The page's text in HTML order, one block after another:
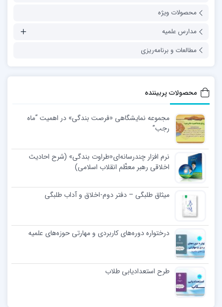
محصولات ویژه
مدارس علمیه
مطالعات و برنامه‌ریزی
محصولات پربیننده
مجموعه نمایشگاهی «فرصت بندگی» در اهمیت “ماه
رجب”
نرم افزار چندرسانه‌ای«طراوت بندگی» (شرح احادیث
اخلاقی رهبر معظّم انقلاب اسلامی)
میثاق طلبگی – دفتر دوم-اخلاق و آداب طلبگی
درختواره دوره‌های کاربردی و مهارتی حوزه‌های علمیه
طرح استعدادیابی طلاب